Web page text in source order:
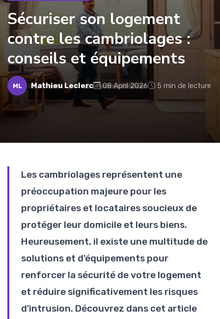
Sécuriser son logement
contre les cambriolages :
conseils et équipements
ML Mathieu Leclerc 08 April 2026 5 min de lecture
Les cambriolages représentent une
préoccupation majeure pour les
propriétaires et locataires soucieux de
protéger leur domicile et leurs biens.
Heureusement, il existe une multitude de
solutions et d'équipements pour
renforcer la sécurité de votre logement
et réduire significativement les risques
d'intrusion. Découvrez dans cet article